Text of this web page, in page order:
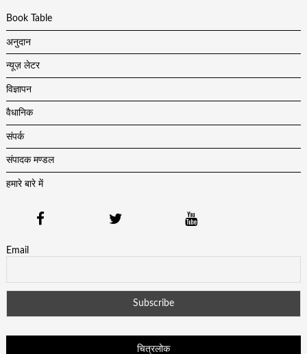
Book Table
अनुदान
न्यूज़ लेटर
विज्ञापन
वैधानिक
संपर्क
संपादक मण्डल
हमारे बारे में
Email
चित्रलोक